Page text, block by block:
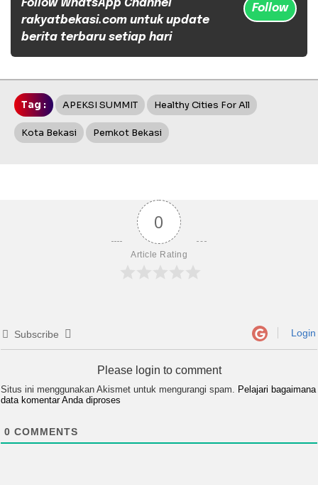
Follow WhatsApp Channel
rakyatbekasi.com untuk update
berita terbaru setiap hari
Follow
Tag : APEKSI SUMMIT Healthy Cities For All
Kota Bekasi Pemkot Bekasi
0
Article Rating
Subscribe Login
Please login to comment
Situs ini menggunakan Akismet untuk mengurangi spam. Pelajari bagaimana
data komentar Anda diproses
0 COMMENTS